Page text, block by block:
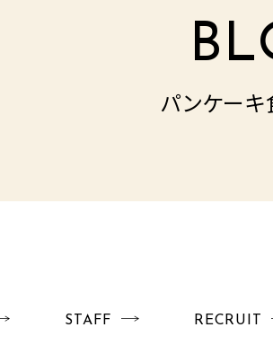
パンケー
STAFF RECRUIT